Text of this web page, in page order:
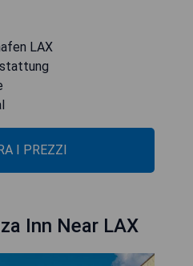
LAX
I PREZZI
Inn Near LAX